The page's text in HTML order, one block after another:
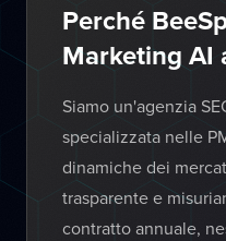
Perché
Marketing AI
Siamo un'agenzia
specializzata nelle
dinamiche dei
trasparente e
contratto annuale,